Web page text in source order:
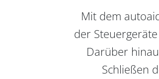
Mit dem
der
Darüber
Schließen